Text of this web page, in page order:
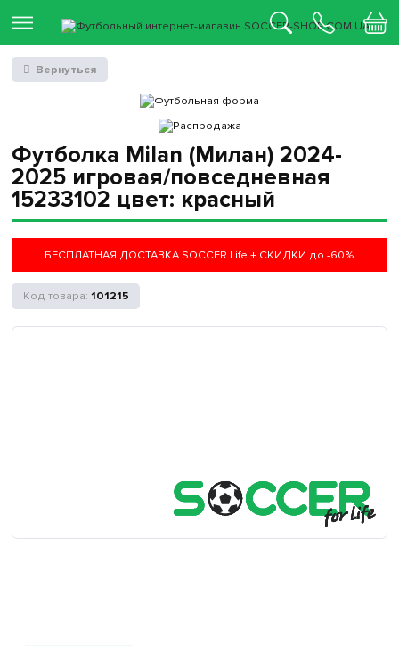
Футболка Milan (Милан) 2024-
2025 игровая/повседневная
15233102 цвет: красный
БЕСПЛАТНАЯ ДОСТАВКА SOCCER Life + СКИДКИ до -60%
101215
Вернуться